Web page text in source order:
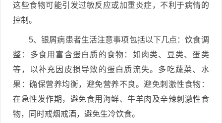
这些食物可能引发过敏反应或加重炎症，不利于病情的
控制。
5、银屑病患者生活注意事项包括以下几点：饮食调
整：多食用富含蛋白质的食物：如肉类、豆类、蛋类
等，以补充因皮损导致的蛋白质流失。多吃蔬菜、水
果：确保营养均衡，避免营养不良。避免刺激性食物：
在急性发作期，避免食用海鲜、牛羊肉及辛辣刺激性食
物，同时戒烟戒酒，避免生冷饮食。